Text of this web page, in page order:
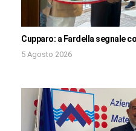
Cupparo: a Fardella segnale
5 Agosto 2026